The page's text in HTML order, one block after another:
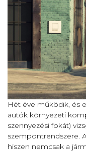
Hét éve működik, és
autók környezeti
szennyezési fokát)
szempontrendszere.
hiszen nemcsak a